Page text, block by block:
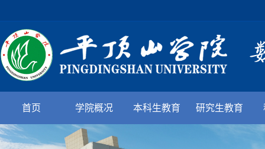
首页 学院概况 本科生教育 研究生教育